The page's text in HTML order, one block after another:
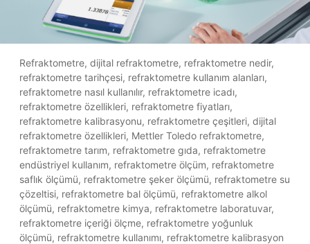
Refraktometre, dijital refraktometre, refraktometre nedir,
refraktometre tarihçesi, refraktometre kullanım alanları,
refraktometre nasıl kullanılır, refraktometre icadı,
refraktometre özellikleri, refraktometre fiyatları,
refraktometre kalibrasyonu, refraktometre çeşitleri, dijital
refraktometre özellikleri, Mettler Toledo refraktometre,
refraktometre tarım, refraktometre gıda, refraktometre
endüstriyel kullanım, refraktometre ölçüm, refraktometre
saflık ölçümü, refraktometre şeker ölçümü, refraktometre su
çözeltisi, refraktometre bal ölçümü, refraktometre alkol
ölçümü, refraktometre kimya, refraktometre laboratuvar,
refraktometre içeriği ölçme, refraktometre yoğunluk
ölçümü, refraktometre kullanımı, refraktometre kalibrasyon